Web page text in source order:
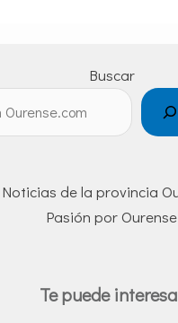
Buscar
Noticias de la provincia
Pasión por Ourense
Te puede